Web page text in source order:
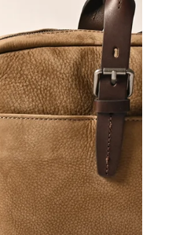
in zwart,